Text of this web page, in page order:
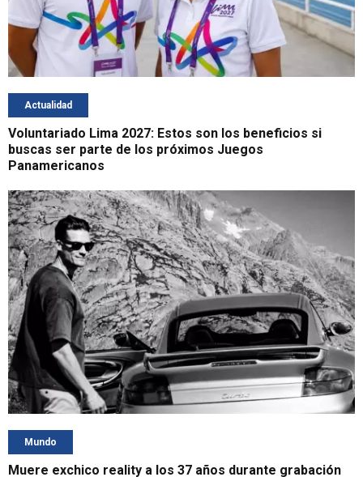
Actualidad
Voluntariado Lima 2027: Estos son los beneficios si
buscas ser parte de los próximos Juegos
Panamericanos
Mundo
Muere exchico reality a los 37 años durante grabación